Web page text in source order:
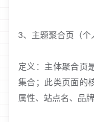
3、主题聚合页（个
定义：主体聚合页
集合；此类页面的
属性、站点名、品